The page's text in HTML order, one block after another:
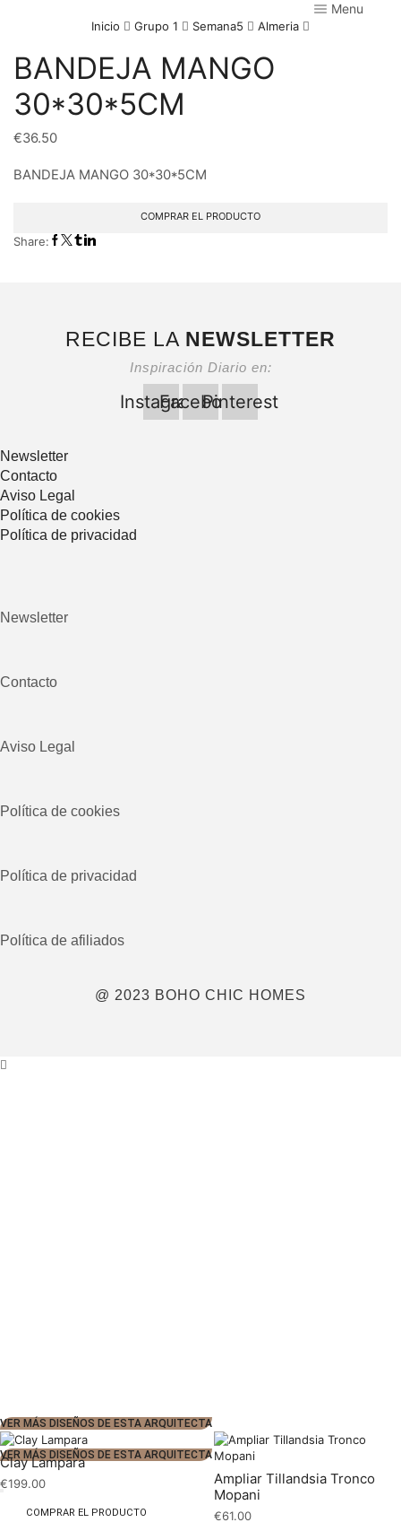
Menu
Inicio Grupo 1 Semana5 Almeria
BANDEJA MANGO
30*30*5CM
€36.50
BANDEJA MANGO 30*30*5CM
COMPRAR EL PRODUCTO
Share:
RECIBE LA NEWSLETTER
Inspiración Diario en:
Instagram
Facebook
Pinterest
Newsletter
Contacto
Aviso Legal
Política de cookies
Política de privacidad
Newsletter
Contacto
Aviso Legal
Política de cookies
Política de privacidad
Política de afiliados
@ 2023 BOHO CHIC HOMES
VER MÁS DISEÑOS DE ESTA ARQUITECTA
VER MÁS DISEÑOS DE ESTA ARQUITECTA
Clay Lampara
€199.00
COMPRAR EL PRODUCTO
Ampliar Tillandsia Tronco
Mopani
€61.00